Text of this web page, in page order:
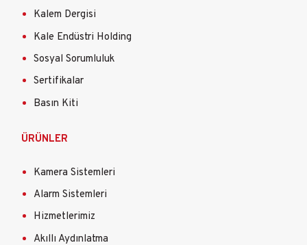
Kalem Dergisi
Kale Endüstri Holding
Sosyal Sorumluluk
Sertifikalar
Basın Kiti
ÜRÜNLER
Kamera Sistemleri
Alarm Sistemleri
Hizmetlerimiz
Akıllı Aydınlatma